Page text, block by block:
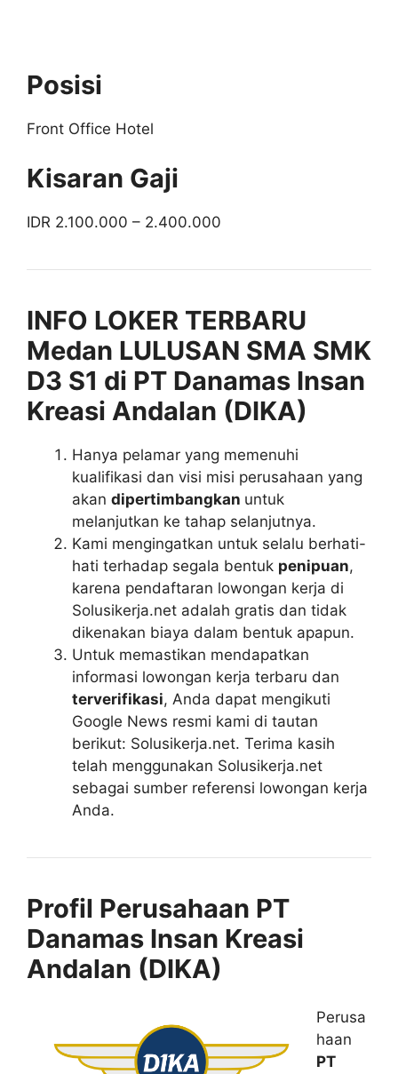
Posisi
Front Office Hotel
Kisaran Gaji
IDR 2.100.000 – 2.400.000
INFO LOKER TERBARU
Medan LULUSAN SMA SMK
D3 S1 di PT Danamas Insan
Kreasi Andalan (DIKA)
Hanya pelamar yang memenuhi
kualifikasi dan visi misi perusahaan yang
akan dipertimbangkan untuk
melanjutkan ke tahap selanjutnya.
Kami mengingatkan untuk selalu berhati-
hati terhadap segala bentuk penipuan,
karena pendaftaran lowongan kerja di
Solusikerja.net adalah gratis dan tidak
dikenakan biaya dalam bentuk apapun.
Untuk memastikan mendapatkan
informasi lowongan kerja terbaru dan
terverifikasi, Anda dapat mengikuti
Google News resmi kami di tautan
berikut: Solusikerja.net. Terima kasih
telah menggunakan Solusikerja.net
sebagai sumber referensi lowongan kerja
Anda.
Profil Perusahaan PT
Danamas Insan Kreasi
Andalan (DIKA)
Perusa
haan
PT